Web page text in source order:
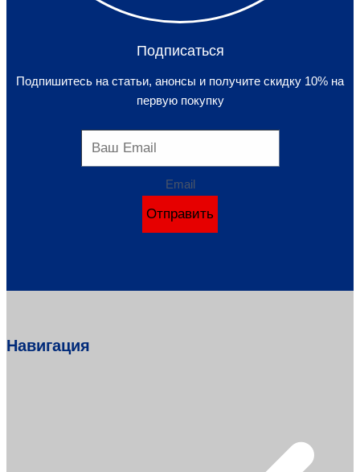
Подписаться
Подпишитесь на статьи, анонсы и получите скидку 10% на
первую покупку
Email
Отправить
Навигация